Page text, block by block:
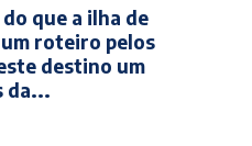
que a ilha de
roteiro pelos
destino um
da...